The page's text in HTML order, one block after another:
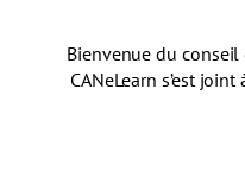
Bienvenue du conseil
CANeLearn s’est